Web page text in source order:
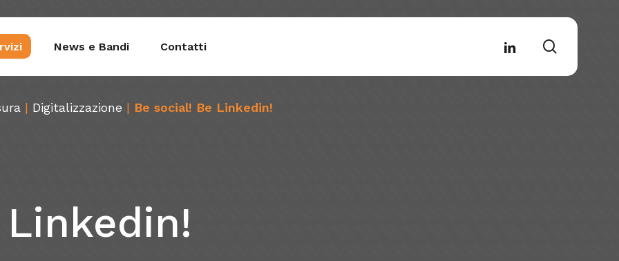
e Processi
del Potenziale
News e Bandi Contatti linkedin
| Digitalizzazione | Be social! Be Linkedin!
Linkedin!